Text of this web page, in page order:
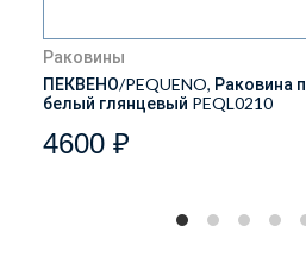
Раковины
ПЕКВЕНО/PEQUENO, Раковина
белый глянцевый PEQL0210
4600 ₽